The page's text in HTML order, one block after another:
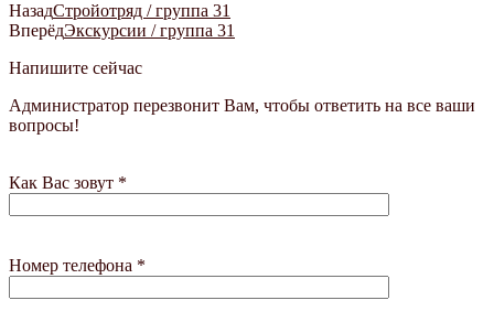
НазадСтройотряд / группа 31
ВперёдЭкскурсии / группа 31
Напишите сейчас
Администратор перезвонит Вам, чтобы ответить на все ваши
вопросы!
Как Вас зовут *
Номер телефона *